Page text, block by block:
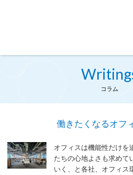
コラム
働きたくなるオフ
オフィスは機能性だけを
たちの心地よさも求めて
いく、と各社、オフィス